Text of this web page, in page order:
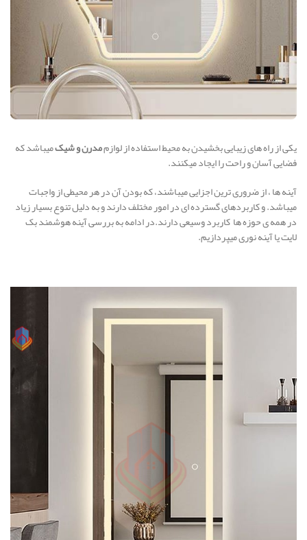
یکی از راه های زیبایی بخشیدن به محیط استفاده از لوازممدرن و شیکمیباشد که
فضایی آسان و راحت را ایجاد میکنند.
آینه ها ، از ضروری ترین اجزایی میباشند، که بودن آن در هر محیطی از واجبات
میباشد. و کاربردهای گسترده ای در امور مختلف دارند و به دلیل تنوع بسیار زیاد
در همه ی حوزه ها کاربرد وسیعی دارند.در ادامه به بررسی آینه هوشمند بک
لایت یا آینه نوری میپردازیم.